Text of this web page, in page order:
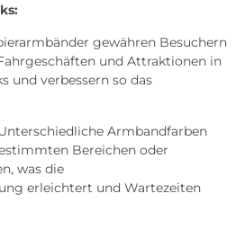
gewähren Besuchern
und Attraktionen in
und verbessern so das
Armbandfarben
Bereichen oder
was die
erleichtert und Wartezeiten